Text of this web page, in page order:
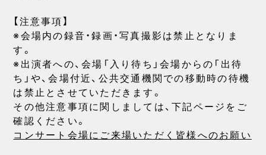
【注意事項】
※会場内の録音・録画・写真撮影は禁止となりま
す。
※出演者への、会場「入り待ち」会場からの「出待
ち」や、会場付近、公共交通機関での移動時の待機
は禁止とさせていただきます。
その他注意事項に関しましては、下記ページをご
確認ください。
コンサート会場にご来場いただく皆様へのお願い